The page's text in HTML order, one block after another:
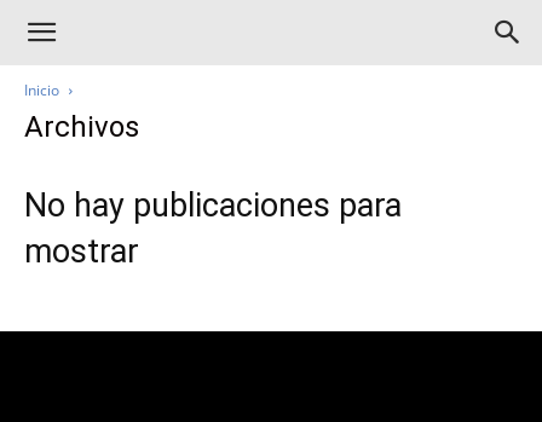
Inicio
Archivos
No hay publicaciones para
mostrar